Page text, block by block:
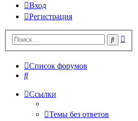
Вход
Регистрация
Поиск
Список форумов
Поиск
Ссылки
Темы без ответов